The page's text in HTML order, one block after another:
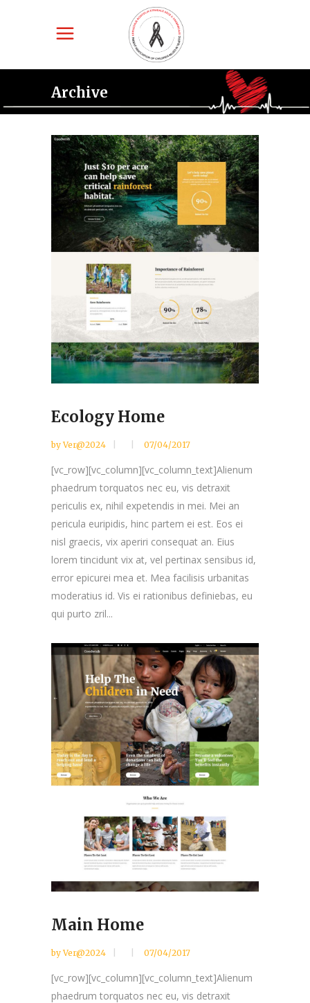
Archive
Ecology Home
byVer@2024 07/04/2017
[vc_row][vc_column][vc_column_text]Alienum
phaedrum torquatos nec eu, vis detraxit
periculis ex, nihil expetendis in mei. Mei an
pericula euripidis, hinc partem ei est. Eos ei
nisl graecis, vix aperiri consequat an. Eius
lorem tincidunt vix at, vel pertinax sensibus id,
error epicurei mea et. Mea facilisis urbanitas
moderatius id. Vis ei rationibus definiebas, eu
qui purto zril...
Main Home
byVer@2024 07/04/2017
[vc_row][vc_column][vc_column_text]Alienum
phaedrum torquatos nec eu, vis detraxit